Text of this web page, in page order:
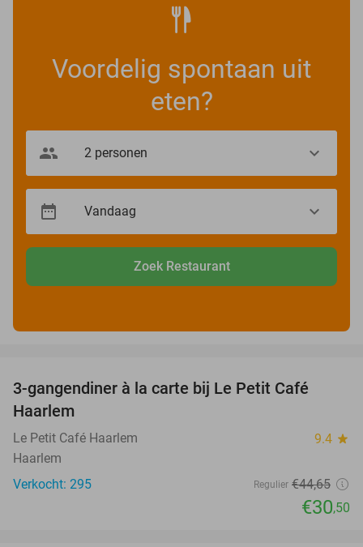
Voordelig spontaan uit
eten?
Zoek Restaurant
3-gangendiner à la carte bij Le Petit Café
Haarlem
Le Petit Café Haarlem 9.4 star
Haarlem
Verkocht: 295
Regulier €44,65
€30,50